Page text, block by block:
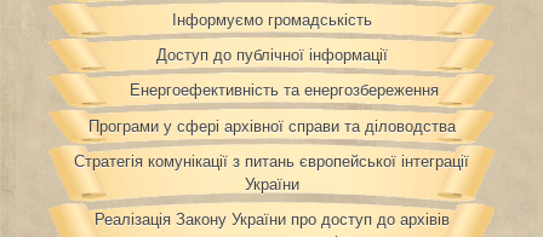
Інформуємо громадськість
Доступ до публічної інформації
Енергоефективність та енергозбереження
Програми у сфері архівної справи та діловодства
Стратегія комунікації з питань європейської інтеграції
України
Реалізація Закону України про доступ до архівів